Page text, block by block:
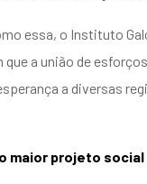
essa, o Instituto
que a união de
a diversas
maior projeto